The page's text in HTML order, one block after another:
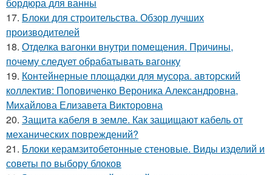
17. Блоки для строительства. Обзор лучших
производителей
18. Отделка вагонки внутри помещения. Причины,
почему следует обрабатывать вагонку
19. Контейнерные площадки для мусора. авторский
коллектив: Поповиченко Вероника Александровна,
Михайлова Елизавета Викторовна
20. Защита кабеля в земле. Как защищают кабель от
механических повреждений?
21. Блоки керамзитобетонные стеновые. Виды изделий и
советы по выбору блоков